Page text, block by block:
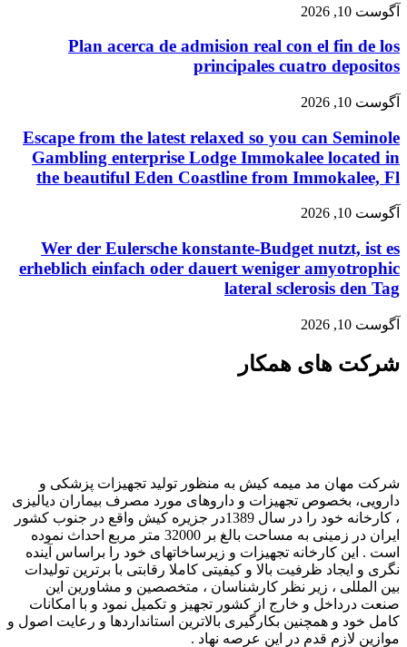
آگوست 10, 2026
Plan acerca de admision real con el fin de los
principales cuatro depositos
آگوست 10, 2026
Escape from the latest relaxed so you can Seminole
Gambling enterprise Lodge Immokalee located in
the beautiful Eden Coastline from Immokalee, Fl
آگوست 10, 2026
Wer der Eulersche konstante-Budget nutzt, ist es
erheblich einfach oder dauert weniger amyotrophic
lateral sclerosis den Tag
آگوست 10, 2026
شرکت های همکار
شرکت مهان مد میمه کیش به منظور تولید تجهیزات پزشکی و
دارویی، بخصوص تجهیزات و داروهای مورد مصرف بیماران دیالیزی
، کارخانه خود را در سال 1389در جزیره کیش واقع در جنوب کشور
ایران در زمینی به مساحت بالغ بر 32000 متر مربع احداث نموده
است . این کارخانه تجهیزات و زیرساخاتهای خود را براساس آینده
نگری و ایجاد ظرفیت بالا و کیفیتی کاملا رقابتی با برترین تولیدات
بین المللی ، زیر نظر کارشناسان ، متخصصین و مشاورین این
صنعت درداخل و خارج از کشور تجهیز و تکمیل نمود و با امکانات
کامل خود و همچنین بکارگیری بالاترین استانداردها و رعایت اصول و
موازین لازم قدم در این عرصه نهاد .